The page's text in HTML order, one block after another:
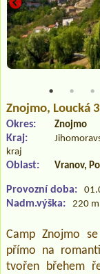
Znojmo, Loucká
Okres: Znojmo
Kraj:
kraj
Oblast: Vranov,
Provozní doba:
Nadm.výška: 220
Camp Znojmo
přímo na
tvořen břehem